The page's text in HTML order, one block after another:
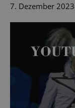
7. Dezember 2023